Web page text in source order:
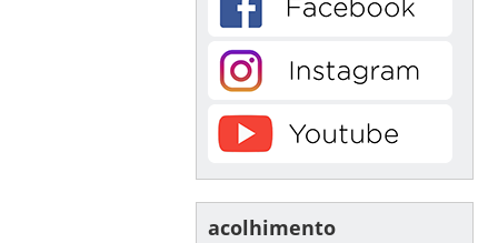
acolhimento